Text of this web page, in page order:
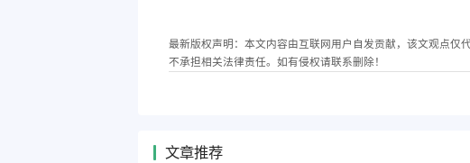
最新版权声明：本文内容由互联网用户自发贡献，该文观点仅
不承担相关法律责任。如有侵权请联系删除！
文章推荐